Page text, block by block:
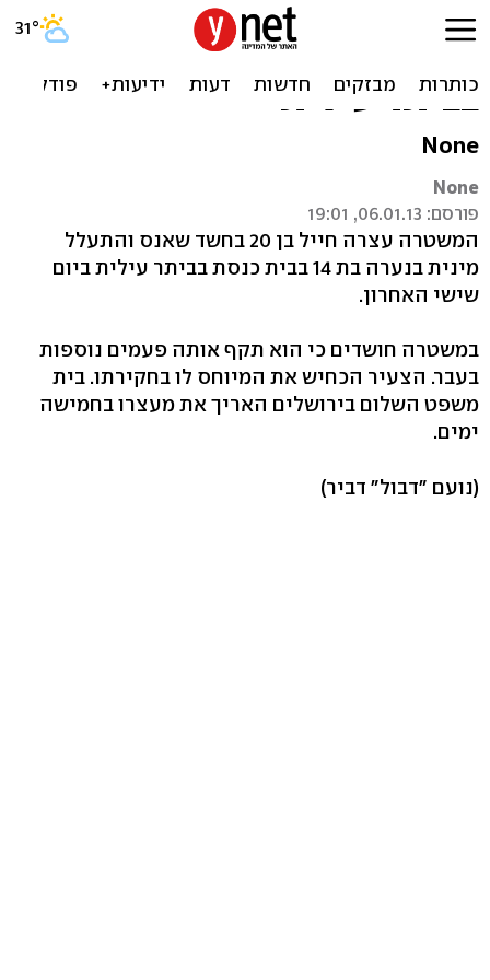
והתעלל בה מינית בבית כנסת
בביתר עילית
None
None
פורסם: 06.01.13, 19:01
המשטרה עצרה חייל בן 20 בחשד שאנס והתעלל
מינית בנערה בת 14 בבית כנסת בביתר עילית ביום
שישי האחרון.
במשטרה חושדים כי הוא תקף אותה פעמים נוספות
בעבר. הצעיר הכחיש את המיוחס לו בחקירתו. בית
משפט השלום בירושלים האריך את מעצרו בחמישה
ימים.
(נועם "דבול" דביר)